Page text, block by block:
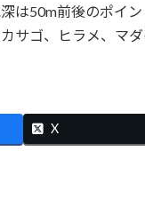
は50m前後のポイ
サゴ、ヒラメ、マ
X